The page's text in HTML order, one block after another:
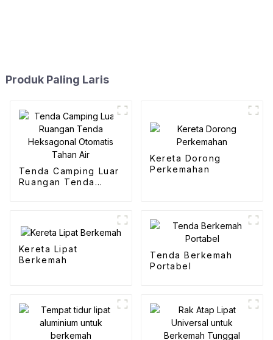
Produk Paling Laris
Tenda Camping Luar
Ruangan Tenda
Kereta Dorong
Perkemahan
Kereta Lipat
Berkemah
Tenda Berkemah
Portabel